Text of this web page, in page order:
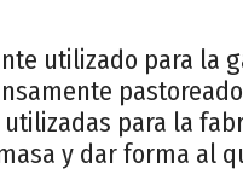
utilizado para la
para la
y dar forma al